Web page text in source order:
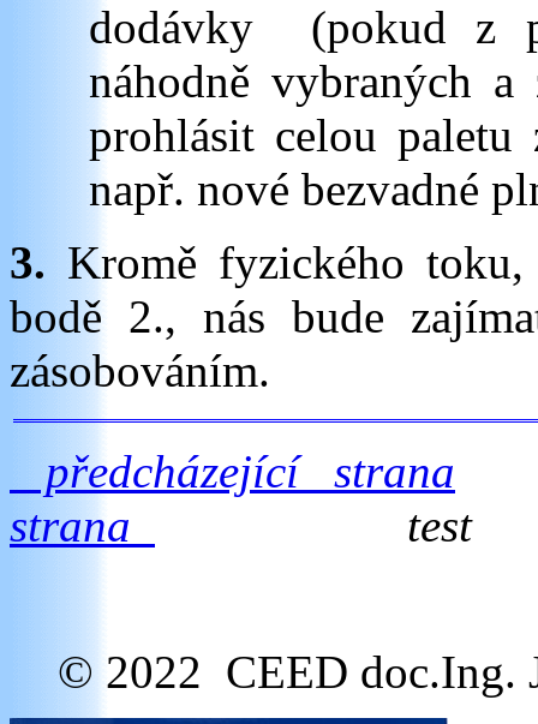
dodávky
(pokud z
náhodně vybraných
prohlásit celou
např. nové bezvadné
3. Kromě fyzického
bodě 2., nás bude
zásobováním.
předcházející strana
strana
test
© 2022 CEED doc.Ing.